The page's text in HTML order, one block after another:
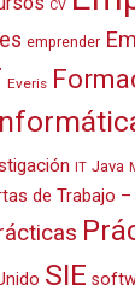
CV
emprender
Everis
IT Java
de Trabajo –
SIE